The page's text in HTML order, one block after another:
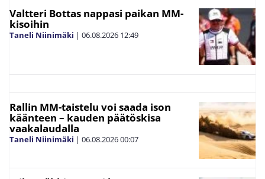
Valtteri Bottas nappasi paikan MM-
kisoihin
Taneli Niinimäki | 06.08.2026 12:49
Rallin MM-taistelu voi saada ison
käänteen – kauden päätöskisa
vaakalaudalla
Taneli Niinimäki | 06.08.202600:07